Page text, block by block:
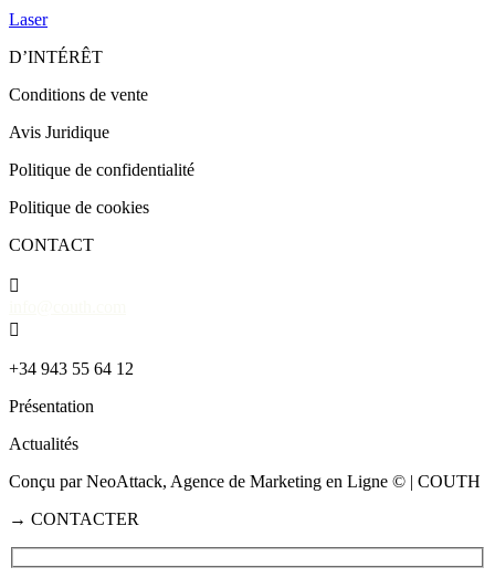
Laser
D’INTÉRÊT
Conditions de vente
Avis Juridique
Politique de confidentialité
Politique de cookies
CONTACT


+34 943 55 64 12
Présentation
Actualités
Conçu par NeoAttack, Agence de Marketing en Ligne © | COUTH
→ CONTACTER